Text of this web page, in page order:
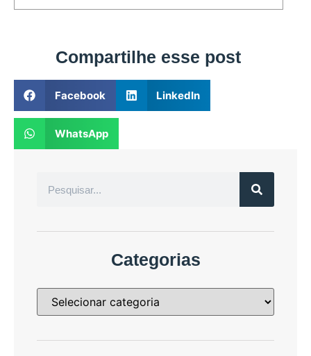
Compartilhe esse post
Facebook LinkedIn
WhatsApp
Categorias